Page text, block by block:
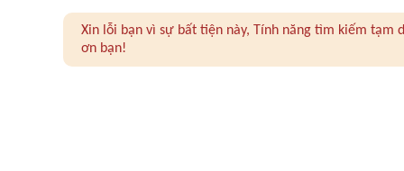
Xin lỗi bạn vì sự bất tiện này, Tính năng tìm kiếm
ơn bạn!